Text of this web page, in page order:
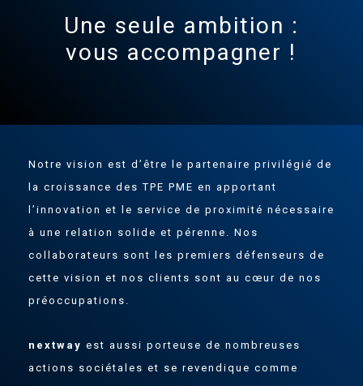
Une seule ambition :
vous accompagner !
Notre vision est d’être le partenaire privilégié de
la croissance des TPE PME en apportant
l’innovation et le service de proximité nécessaire
à une relation solide et pérenne. Nos
collaborateurs sont les premiers défenseurs de
cette vision et nos clients sont au cœur de nos
préoccupations.
nextway est aussi porteuse de nombreuses
actions sociétales et se revendique comme